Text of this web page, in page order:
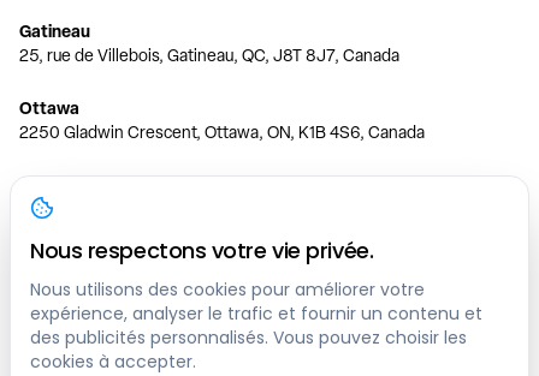
Gatineau
25, rue de Villebois, Gatineau, QC, J8T 8J7, Canada
Ottawa
2250 Gladwin Crescent, Ottawa, ON, K1B 4S6, Canada
Toronto
150 Ferrand Dr, 6th Floor, Toronto, ON, M3C 3E5, Canada
Vancouver
1200 W 73rd Ave #1415, Vancouver, BC, V6P 6G5, Canada
Calgary
444 5 Ave SW #400 Calgary, AB, T2P 2T8, Canada
Nous respectons votre vie privée.
Nous utilisons des cookies pour améliorer votre
expérience, analyser le trafic et fournir un contenu et
des publicités personnalisés. Vous pouvez choisir les
cookies à accepter.